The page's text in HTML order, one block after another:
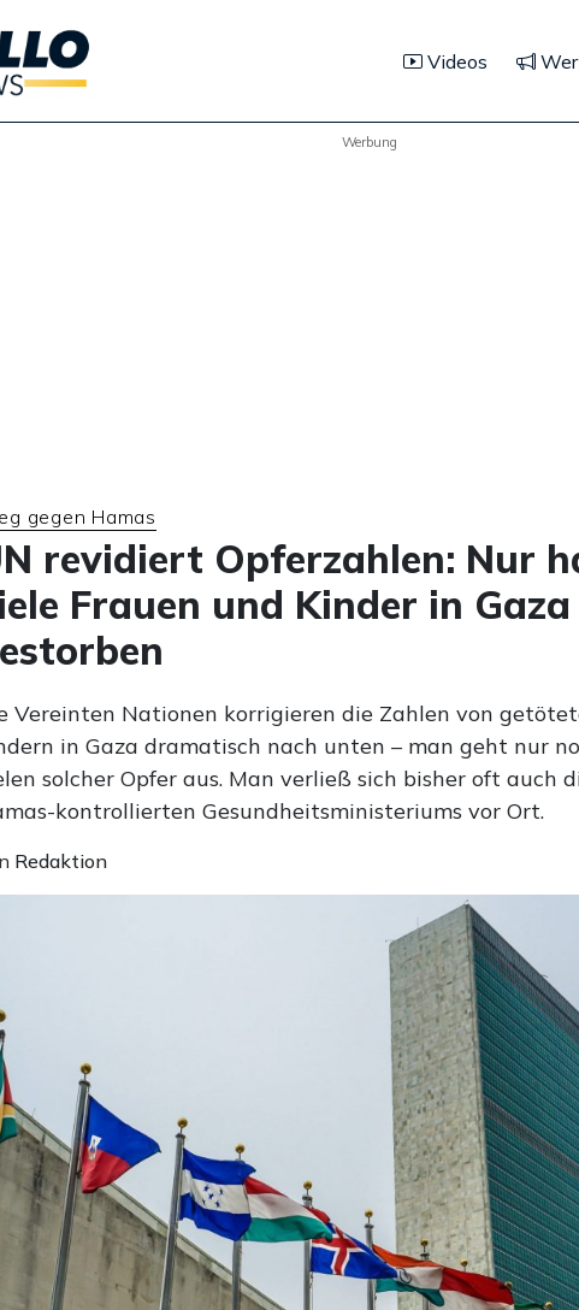
Videos
Werbung
gegen Hamas
revidiert Opferzahlen: Nur
Frauen und Kinder in Gaza
Vereinten Nationen korrigieren die Zahlen von
in Gaza dramatisch nach unten – man geht nur
solcher Opfer aus. Man verließ sich bisher oft auch
kontrollierten Gesundheitsministeriums vor Ort.
Redaktion